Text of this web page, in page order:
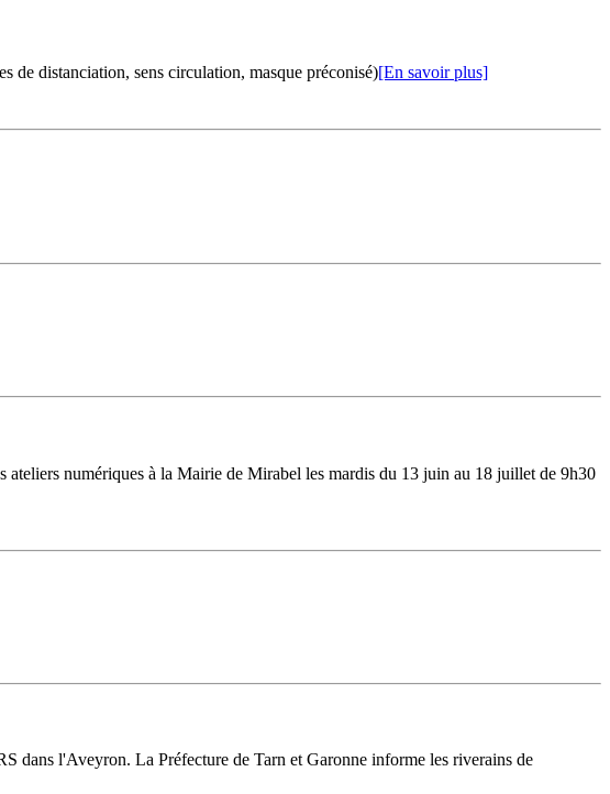
de distanciation, sens circulation, masque préconisé)[En savoir plus]
numériques à la Mairie de Mirabel les mardis du 13 juin au 18 juillet de 9h30
dans l'Aveyron. La Préfecture de Tarn et Garonne informe les riverains de